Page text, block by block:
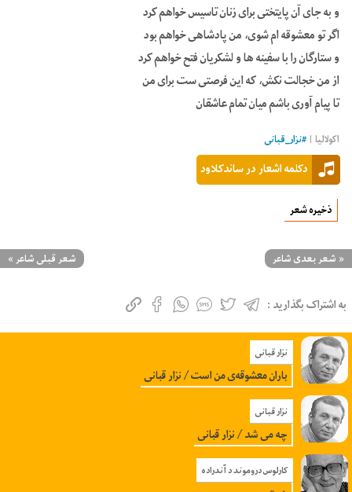
و به جای آن پایتختی برای زنان تاسیس خواهم کرد
اگر تو معشوقه‌ ام شوی، من پادشاهی خواهم بود
و ستارگان را با سفینه‌ ها و لشکریان فتح خواهم کرد
از من خجالت نکش، که این فرصتی ست برای من
تا پیام آوری باشم میان تمام عاشقان
اکولالیا | #نزار_قبانی
دکلمه اشعار در ساندکلاود
ذخیره شعر
« شعر بعدی شاعر شعر قبلی شاعر»
به اشتراک بگذارید :
نزار قبانی
باران معشوقه‌ی من است / نزار قبانی
نزار قبانی
چه می شد / نزار قبانی
کارلوس دروموند د آندراده